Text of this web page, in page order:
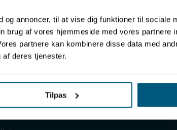
annoncer, til at vise dig funktioner til sociale
brug af vores hjemmeside med vores partnere
partnere kan kombinere disse data med
deres tjenester.
Tilpas